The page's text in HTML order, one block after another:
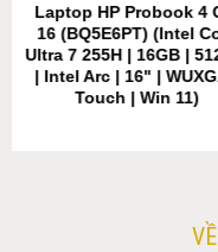
Laptop HP Probook 4
16 (BQ5E6PT) (Intel
Ultra 7 255H | 16GB |
| Intel Arc | 16" |
Touch | Win 11)